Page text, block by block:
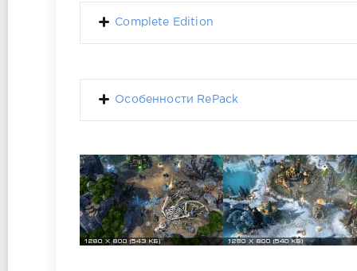
Complete Edition
Особенности RePack